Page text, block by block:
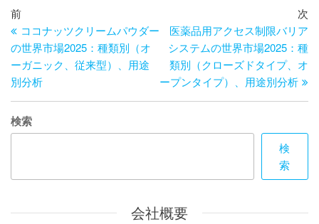
投
稿
ナ
ビ
ゲ
ー
ョ
過
去
の
投
稿
前
ココナッツクリームパウダー
の世界市場2025：種類別（オ
ーガニック、従来型）、用途
別分析
投
次
医薬品用アクセス制限バリア
システムの世界市場2025：種
類別（クローズドタイプ、オ
ープンタイプ）、用途別分析
検索
検
索
会社概要